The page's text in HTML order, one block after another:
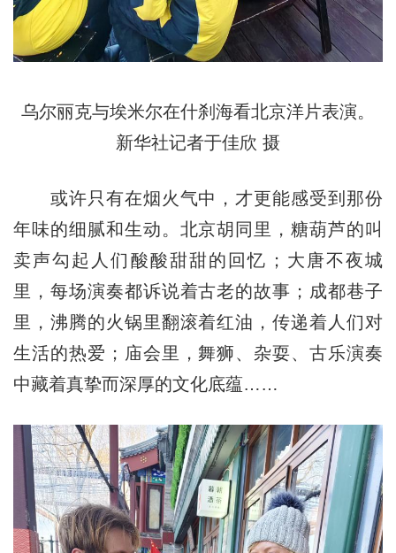
乌尔丽克与埃米尔在什刹海看北京洋片表演。
新华社记者于佳欣 摄
或许只有在烟火气中，才更能感受到那份
年味的细腻和生动。北京胡同里，糖葫芦的叫
卖声勾起人们酸酸甜甜的回忆；大唐不夜城
里，每场演奏都诉说着古老的故事；成都巷子
里，沸腾的火锅里翻滚着红油，传递着人们对
生活的热爱；庙会里，舞狮、杂耍、古乐演奏
中藏着真挚而深厚的文化底蕴……